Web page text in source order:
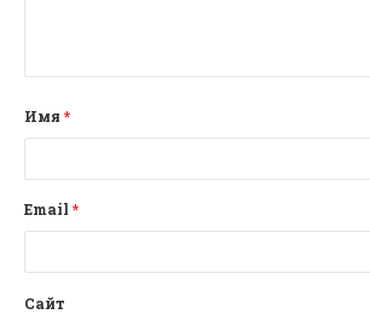
Имя *
Email *
Сайт